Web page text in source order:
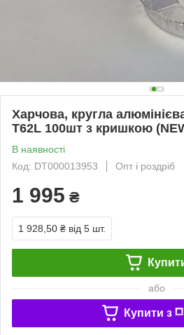
Харчова, кругла
T62L 100шт з кришкою
В наявності
Код: DT000013953
Опт і роздріб
1 995 ₴
1 928,50 ₴ від 5 шт.
або
Купити з